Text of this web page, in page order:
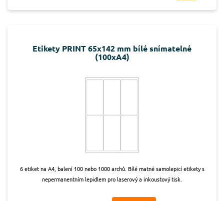
Etikety PRINT 65x142 mm bílé snímatelné
(100xA4)
6 etiket na A4, balení 100 nebo 1000 archů. Bílé matné samolepicí etikety s
nepermanentním lepidlem pro laserový a inkoustový tisk.